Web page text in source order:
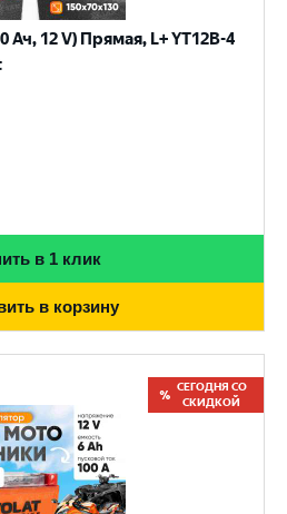
Ач, 12 V) Прямая, L+ YT12B-4
в 1 клик
в корзину
СЕГОДНЯ СО
СКИДКОЙ